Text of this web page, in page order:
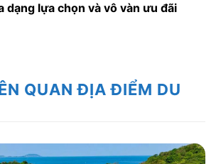
dạng lựa chọn và vô vàn ưu đãi
QUAN ĐỊA ĐIỂM DU